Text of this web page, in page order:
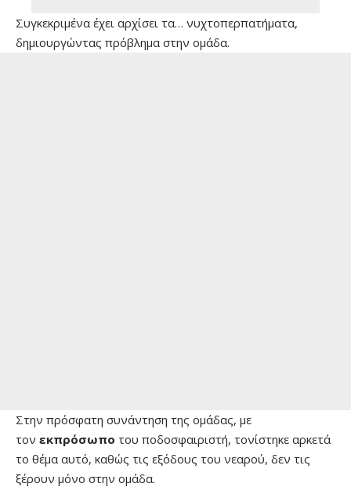
Συγκεκριμένα έχει αρχίσει τα… νυχτοπερπατήματα,
δημιουργώντας πρόβλημα στην ομάδα.
Στην πρόσφατη συνάντηση της ομάδας, με
τον εκπρόσωπο του ποδοσφαιριστή, τονίστηκε αρκετά
το θέμα αυτό, καθώς τις εξόδους του νεαρού, δεν τις
ξέρουν μόνο στην ομάδα.